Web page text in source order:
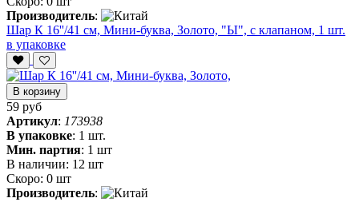
Производитель:
Шар К 16''/41 см, Мини-буква, Золото, "Ы", с клапаном, 1 шт.
в упаковке
В корзину
59 руб
Артикул: 173938
В упаковке: 1 шт.
Мин. партия: 1 шт
В наличии: 12 шт
Скоро: 0 шт
Производитель: